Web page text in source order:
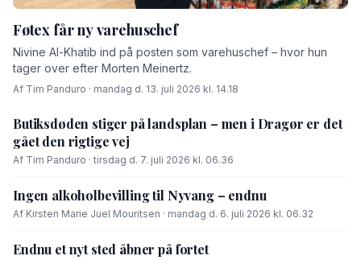
Føtex får ny varehuschef
Nivine Al-Khatib ind på posten som varehuschef – hvor hun
tager over efter Morten Meinertz.
Af Tim Panduro · mandag d. 13. juli 2026 kl. 14.18
Butiksdøden stiger på landsplan – men i Dragør er det
gået den rigtige vej
Af Tim Panduro · tirsdag d. 7. juli 2026 kl. 06.36
Ingen alkoholbevilling til Nyvang – endnu
Af Kirsten Marie Juel Mouritsen · mandag d. 6. juli 2026 kl. 06.32
Endnu et nyt sted åbner på fortet